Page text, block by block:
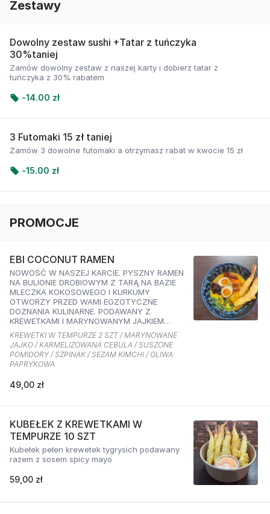
Zestawy
Dowolny zestaw sushi +Tatar z tuńczyka
30%taniej
Zamów dowolny zestaw z naszej karty i dobierz tatar z
tuńczyka z 30% rabatem
-14.00 zł
3 Futomaki 15 zł taniej
Zamów 3 dowolne futomaki a otrzymasz rabat w kwocie 15 zł
-15.00 zł
PROMOCJE
EBI COCONUT RAMEN
NOWOŚĆ W NASZEJ KARCIE. PYSZNY RAMEN
NA BULIONIE DROBIOWYM Z TARĄ NA BAZIE
MLECZKA KOKOSOWEGO I KURKUMY
OTWORZY PRZED WAMI EGZOTYCZNE
DOZNANIA KULINARNE. PODAWANY Z
KREWETKAMI I MARYNOWANYM JAJKIEM
ORAZ KARMELIZOWANĄ CEBULKĄ,
SZPINAKIEM, SUSZONYMI POMIDORAMI ORAZ
SEZAMEM O SMAKU KIMCHI I OLIWĄ
PAPRYKOWĄ
KREWETKI W TEMPURZE 2 SZT / MARYNOWANE
JAJKO / KARMELIZOWANA CEBULA / SUSZONE
POMIDORY / SZPINAK / SEZAM KIMCHI / OLIWA
PAPRYKOWA
49,00 zł
KUBEŁEK Z KREWETKAMI W
TEMPURZE 10 SZT
Kubełek pełen krewetek tygrysich podawany
razem z sosem spicy mayo
59,00 zł